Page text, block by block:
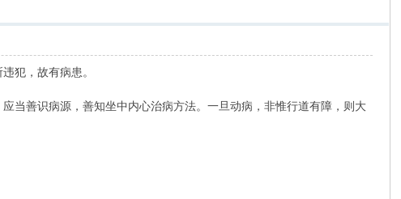
犯，故有病患。
当善识病源，善知坐中内心治病方法。一旦动病，非惟行道有障，则大